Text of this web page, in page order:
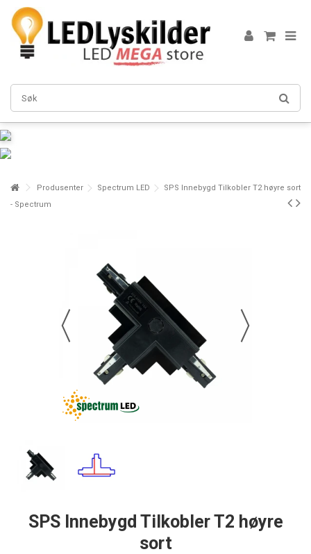
Produsenter Spectrum LED
SPS Innebygd Tilkobler T2 høyre sort
- Spectrum
SPS Innebygd Tilkobler T2 høyre
sort